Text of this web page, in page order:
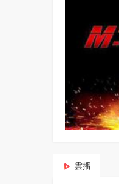
雲播